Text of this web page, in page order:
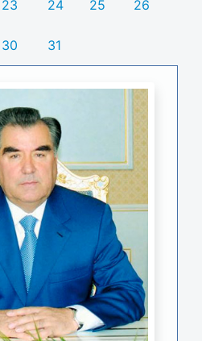
23 24 25 26
30 31